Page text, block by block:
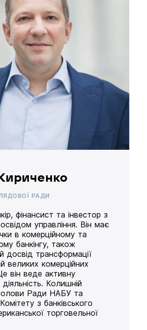
РАДИ
фінансист та інвестор з
управління. Він має
в комерційному та
банкінгу, також
досвід трансформації
й великих комерційних
він веде активну
Колишній
Ради НАБУ та
з банківського
торговельної